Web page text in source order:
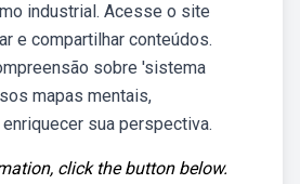
industrial. Acesse o site
e compartilhar conteúdos.
sobre 'sistema
mapas mentais,
sua perspectiva.
click the button below.